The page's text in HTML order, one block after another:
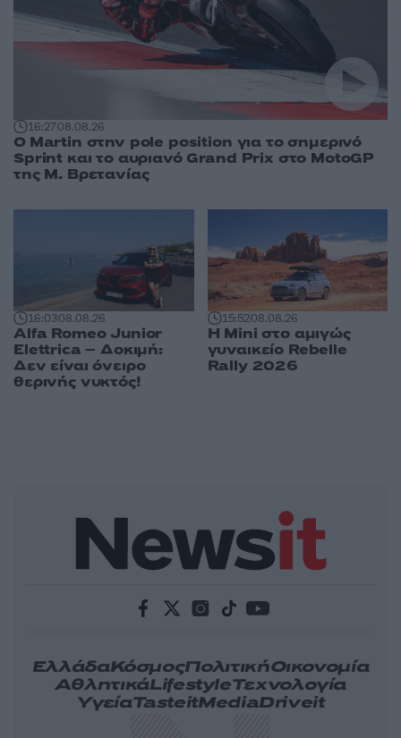
16:2708.08.26
O Martin στην pole position για το σημερινό
Sprint και το αυριανό Grand Prix στο MotoGP
της Μ. Βρετανίας
16:0308.08.26
Alfa Romeo Junior
Elettrica – Δοκιμή:
Δεν είναι όνειρο
θερινής νυκτός!
15:5208.08.26
Η Mini στο αμιγώς
γυναικείο Rebelle
Rally 2026
ΕλλάδαΚόσμοςΠολιτικήΟικονομία
ΑθλητικάLifestyleΤεχνολογία
ΥγείαTasteitMediaDriveit